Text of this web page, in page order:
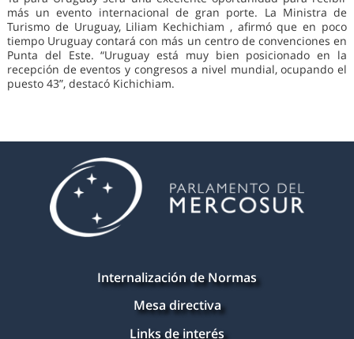
más un evento internacional de gran porte. La Ministra de
Turismo de Uruguay, Liliam Kechichiam , afirmó que en poco
tiempo Uruguay contará con más un centro de convenciones en
Punta del Este. “Uruguay está muy bien posicionado en la
recepción de eventos y congresos a nivel mundial, ocupando el
puesto 43”, destacó Kichichiam.
Internalización de Normas
Mesa directiva
Links de interés